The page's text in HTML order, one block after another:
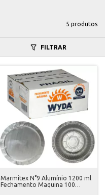
5 produtos
FILTRAR
Marmitex N°9 Alumínio 1200 ml
Fechamento Maquina 100